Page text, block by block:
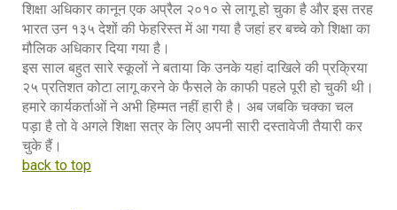
शिक्षा अधिकार कानून एक अप्रैल २०१० से लागू हो चुका है और इस तरह
भारत उन १३५ देशों की फेहरिस्त में आ गया है जहां हर बच्चे को शिक्षा का
मौलिक अधिकार दिया गया है।
इस साल बहुत सारे स्कूलों ने बताया कि उनके यहां दाखिले की प्रक्रिया
२५ प्रतिशत कोटा लागू करने के फैसले के काफी पहले पूरी हो चुकी थी।
हमारे कार्यकर्ताओं ने अभी हिम्मत नहीं हारी है। अब जबकि चक्का चल
पड़ा है तो वे अगले शिक्षा सत्र के लिए अपनी सारी दस्तावेजी तैयारी कर
चुके हैं।
back to top